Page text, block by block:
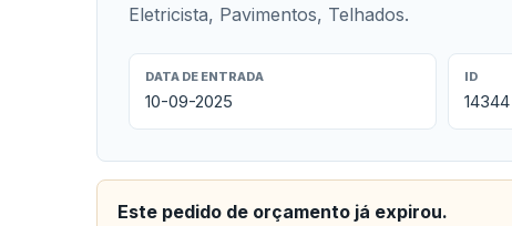
Eletricista, Pavimentos, Telhados.
DATA DE ENTRADA
10-09-2025
ID
14344
Este pedido de orçamento já expirou.